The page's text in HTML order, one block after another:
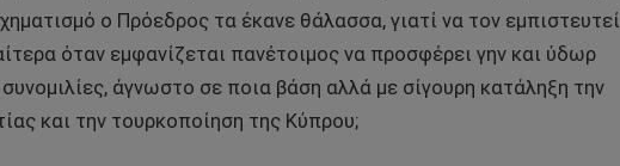
ο Πρόεδρος τα έκανε θάλασσα, γιατί να τον εμπιστευτεί
όταν εμφανίζεται πανέτοιμος να προσφέρει γην και ύδωρ
άγνωστο σε ποια βάση αλλά με σίγουρη κατάληξη την
και την τουρκοποίηση της Κύπρου;